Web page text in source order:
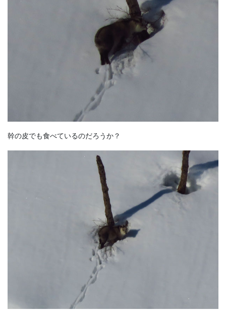
幹の皮でも食べているのだろうか？